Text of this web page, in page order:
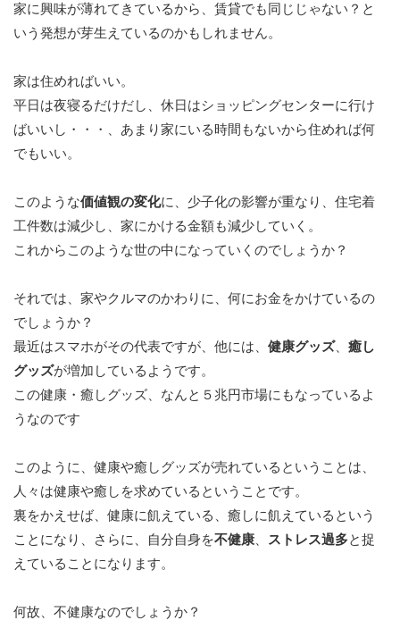
家に興味が薄れてきているから、賃貸でも同じじゃない？と
いう発想が芽生えているのかもしれません。
家は住めればいい。
平日は夜寝るだけだし、休日はショッピングセンターに行け
ばいいし・・・、あまり家にいる時間もないから住めれば何
でもいい。
このような価値観の変化に、少子化の影響が重なり、住宅着
工件数は減少し、家にかける金額も減少していく。
これからこのような世の中になっていくのでしょうか？
それでは、家やクルマのかわりに、何にお金をかけているの
でしょうか？
最近はスマホがその代表ですが、他には、 健康グッズ、 癒し
グッズが増加しているようです。
この健康・癒しグッズ、なんと５兆円市場にもなっているよ
うなのです
このように、健康や癒しグッズが売れているということは、
人々は健康や癒しを求めているということです。
裏をかえせば、健康に飢えている、癒しに飢えているという
ことになり、さらに、自分自身を不健康 ストレス過多と捉
えていることになります。
何故、不健康なのでしょうか？